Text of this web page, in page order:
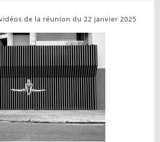
de la réunion du 22 janvier 2025